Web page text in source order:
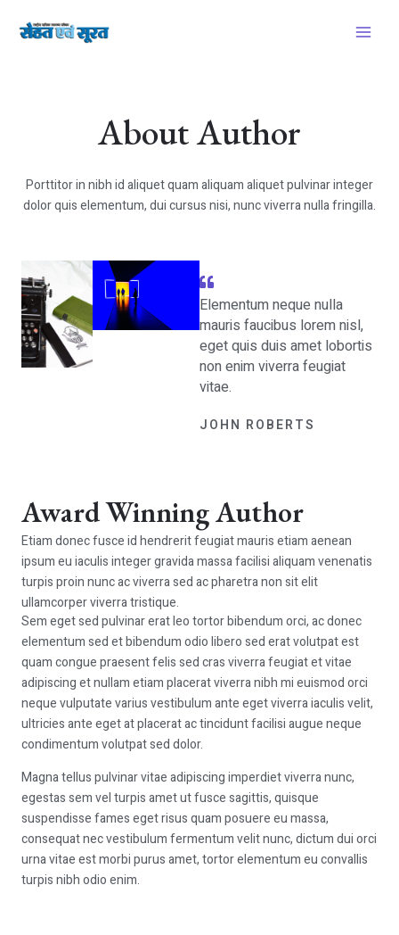
About Author
Porttitor in nibh id aliquet quam aliquam aliquet pulvinar integer
dolor quis elementum, dui cursus nisi, nunc viverra nulla fringilla.
Elementum neque nulla
mauris faucibus lorem nisl,
eget quis duis amet lobortis
non enim viverra feugiat
vitae.
JOHN ROBERTS
Award Winning Author
Etiam donec fusce id hendrerit feugiat mauris etiam aenean
ipsum eu iaculis integer gravida massa facilisi aliquam venenatis
turpis proin nunc ac viverra sed ac pharetra non sit elit
ullamcorper viverra tristique.
Sem eget sed pulvinar erat leo tortor bibendum orci, ac donec
elementum sed et bibendum odio libero sed erat volutpat est
quam congue praesent felis sed cras viverra feugiat et vitae
adipiscing et nullam etiam placerat viverra nibh mi euismod orci
neque vulputate varius vestibulum ante eget viverra iaculis velit,
ultricies ante eget at placerat ac tincidunt facilisi augue neque
condimentum volutpat sed dolor.
Magna tellus pulvinar vitae adipiscing imperdiet viverra nunc,
egestas sem vel turpis amet ut fusce sagittis, quisque
suspendisse fames eget risus quam posuere eu massa,
consequat nec vestibulum fermentum velit nunc, dictum dui orci
urna vitae est morbi purus amet, tortor elementum eu convallis
turpis nibh odio enim.